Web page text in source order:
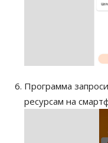
Программа
ресурсам на